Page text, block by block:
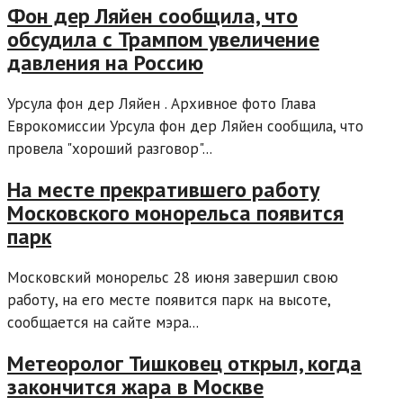
Фон дер Ляйен сообщила, что
обсудила с Трампом увеличение
давления на Россию
Урсула фон дер Ляйен . Архивное фото Глава
Еврокомиссии Урсула фон дер Ляйен сообщила, что
провела "хороший разговор"...
На месте прекратившего работу
Московского монорельса появится
парк
Московский монорельс 28 июня завершил свою
работу, на его месте появится парк на высоте,
сообщается на сайте мэра...
Метеоролог Тишковец открыл, когда
закончится жара в Москве